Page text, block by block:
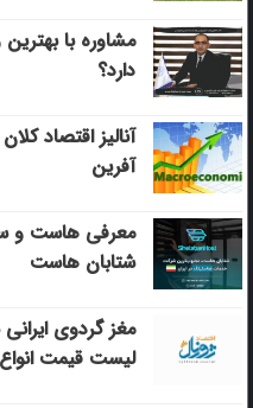
مشاوره با
دارد؟
آنالیز اقتصاد
آفرین
معرفی هاست و
شتابان هاست
مغز گردوی
لیست قیمت انواع